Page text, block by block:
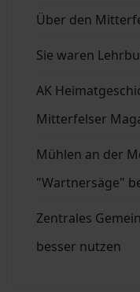
Über den
Sie waren
AK
Mitterfelser
Mühlen an der
"Wartnersäge"
Zentrales
besser nutzen